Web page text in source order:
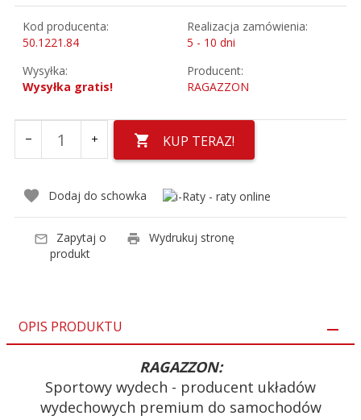
Kod producenta:
50.1221.84
Realizacja zamówienia:
5 - 10 dni
Wysyłka:
Wysyłka gratis!
Producent:
RAGAZZON
KUP TERAZ!
Dodaj do schowka
Zapytaj o
produkt
Wydrukuj stronę
OPIS PRODUKTU
RAGAZZON:
Sportowy wydech - producent układów
wydechowych premium do samochodów